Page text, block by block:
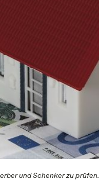
und Schenker zu prüfen.